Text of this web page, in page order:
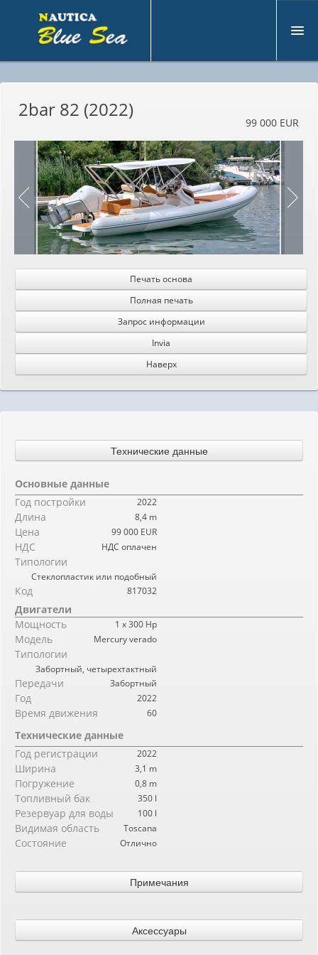
Окомпании
используемый
хта двигателя
одка продажа
слуги
вязи
2bar 82 (2022)
99 000 EUR
Печать основа
Полная печать
Запрос информации
Invia
Наверх
Технические данные
Основные данные
Год постройки
2022
Длина 8,4 m
Цена 99 000 EUR
НДС НДС оплачен
Типологии
Стеклопластик или подобный
Код 817032
Двигатели
Мощность
1 x 300 Hp
Модель Mercury verado
Типологии
Забортный, четырехтактный
Передачи Забортный
Год 2022
Время движения 60
Технические данные
Год регистрации
2022
Ширина 3,1 m
Погружение 0,8 m
Топливный бак 350 l
Резервуар для воды 100 l
Видимая область Toscana
Состояние Отлично
Примечания
затем госпитализированы в помещении. Как новая, надувная
лодка, которая является результатом тщательных конструкторских
Аксессуары